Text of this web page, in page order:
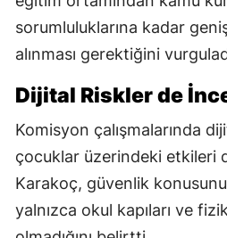
sorumluluklarına kadar
alınması gerektiğini
Dijital Riskler de
Komisyon çalışmalarında
çocuklar üzerindeki etkileri
Karakoç, güvenlik
yalnızca okul kapıları ve